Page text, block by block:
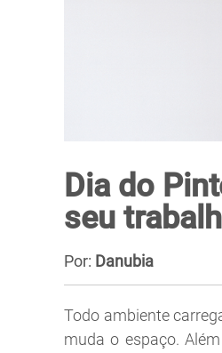
Dia do
seu
Por: Danubia
Todo ambiente
muda o espaço.